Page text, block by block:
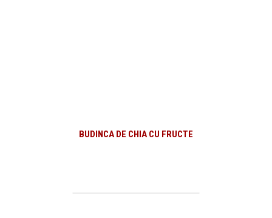
BUDINCA DE CHIA CU FRUCTE